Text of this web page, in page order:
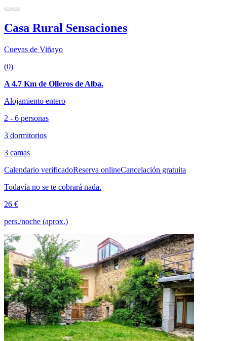
Casa Rural Sensaciones
Cuevas de Viñayo
(0)
A 4.7 Km de Olleros de Alba.
Alojamiento entero
2 - 6 personas
3 dormitorios
3 camas
Calendario verificadoReserva onlineCancelación gratuita
Todavía no se te cobrará nada.
26 €
pers./noche (aprox.)